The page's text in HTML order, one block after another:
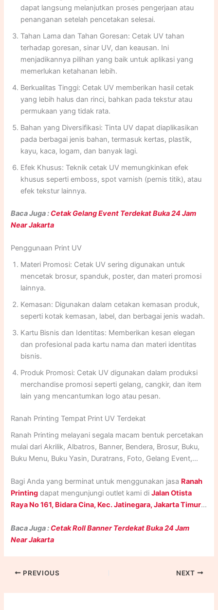
dapat langsung melanjutkan proses pengerjaan atau
penanganan setelah pencetakan selesai.
Tahan Lama dan Tahan Goresan: Cetak UV tahan
terhadap goresan, sinar UV, dan keausan. Ini
menjadikannya pilihan yang baik untuk aplikasi yang
memerlukan ketahanan lebih.
Berkualitas Tinggi: Cetak UV memberikan hasil cetak
yang lebih halus dan rinci, bahkan pada tekstur atau
permukaan yang tidak rata.
Bahan yang Diversifikasi: Tinta UV dapat diaplikasikan
pada berbagai jenis bahan, termasuk kertas, plastik,
kayu, kaca, logam, dan banyak lagi.
Efek Khusus: Teknik cetak UV memungkinkan efek
khusus seperti emboss, spot varnish (pernis titik), atau
efek tekstur lainnya.
Baca Juga : Cetak Gelang Event Terdekat Buka 24 Jam
Near Jakarta
Penggunaan Print UV
Materi Promosi: Cetak UV sering digunakan untuk
mencetak brosur, spanduk, poster, dan materi promosi
lainnya.
Kemasan: Digunakan dalam cetakan kemasan produk,
seperti kotak kemasan, label, dan berbagai jenis wadah.
Kartu Bisnis dan Identitas: Memberikan kesan elegan
dan profesional pada kartu nama dan materi identitas
bisnis.
Produk Promosi: Cetak UV digunakan dalam produksi
merchandise promosi seperti gelang, cangkir, dan item
lain yang mencantumkan logo atau pesan.
Ranah Printing Tempat Print UV Terdekat
Ranah Printing melayani segala macam bentuk percetakan
mulai dari Akrilik, Albatros, Banner, Bendera, Brosur, Buku,
Buku Menu, Buku Yasin, Duratrans, Foto, Gelang Event,
Nama, Kupon, Lanyard, Majalah, Nota, Paper Bag, Plakat,
Poster, Print UV, Roll Up Banner, Sablon, Sertifikat,
Spanduk, Stand Banner, Stempel, Stiker, Stiker Meteran,
lain.
Bagi Anda yang berminat untuk menggunakan jasa Ranah
Printing dapat mengunjungi outlet kami diJalan Otista
Raya No 161, Bidara Cina, Kec. Jatinegara, Jakarta Timur.
Anda dapat menghubungi kami viaWhatsappdi
nomor(+62) 0852-8005-9274
Baca Juga : Cetak Roll Banner Terdekat Buka 24 Jam
Near Jakarta
PREVIOUS NEXT